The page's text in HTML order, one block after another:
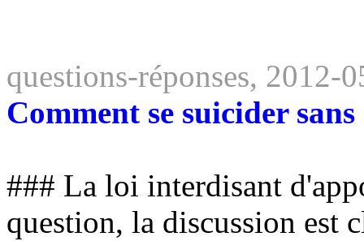
questions-réponses, 2012-
Comment se suicider
### La loi interdisant
question, la discussion est